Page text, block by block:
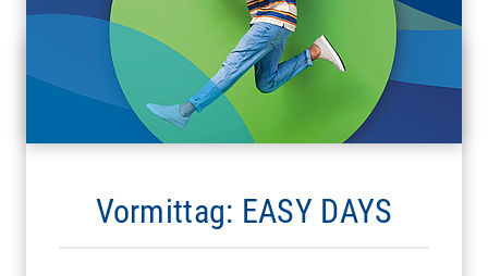
Vormittag: EASY DAYS
FREIBURG
Mobile Work Time
Bitte bei Anmeldung "Rahmenprogramm"
auswählen